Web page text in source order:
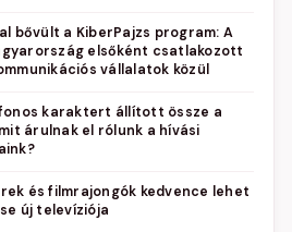
bővült a KiberPajzs program: A
elsőként csatlakozott
vállalatok közül
karaktert állított össze a
árulnak el rólunk a hívási
és filmrajongók kedvence lehet
új televíziója